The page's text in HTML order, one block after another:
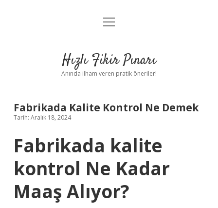
Anasayfa
Yasal Uyarı
menüyü
Hızlı Fikir Pınarı
Anında ilham veren pratik öneriler!
Fabrikada Kalite Kontrol Ne Demek
Tarih: Aralık 18, 2024
Fabrikada kalite
kontrol Ne Kadar
Maaş Alıyor?